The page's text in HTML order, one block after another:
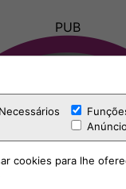
PUB
cookies para lhe